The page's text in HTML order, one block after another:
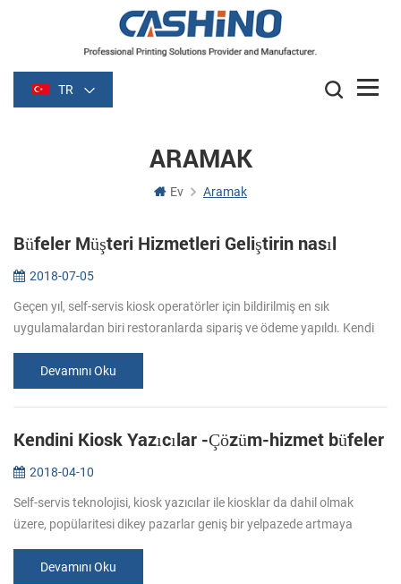
TR
ARAMAK
Ev Aramak
Büfeler Müşteri Hizmetleri Geliştirin nasıl
2018-07-05
Geçen yıl, self-servis kiosk operatörler için bildirilmiş en sık
uygulamalardan biri restoranlarda sipariş ve ödeme yapıldı. Kendi
Devamını Oku
Kendini Kiosk Yazıcılar -Çözüm-hizmet büfeler
2018-04-10
Self-servis teknolojisi, kiosk yazıcılar ile kiosklar da dahil olmak
üzere, popülaritesi dikey pazarlar geniş bir yelpazede artmaya
Devamını Oku